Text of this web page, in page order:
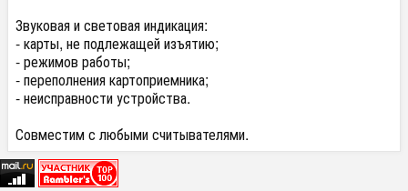
Звуковая и световая индикация:
- карты, не подлежащей изъятию;
- режимов работы;
- переполнения картоприемника;
- неисправности устройства.
Совместим с любыми считывателями.